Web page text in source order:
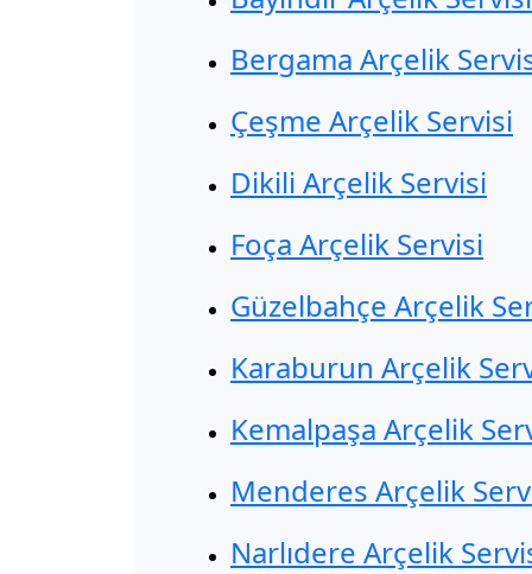
Bergama Arçelik
Çeşme Arçelik Servisi
Dikili Arçelik Servisi
Foça Arçelik Servisi
Güzelbahçe Arçelik
Karaburun Arçelik
Kemalpaşa Arçelik
Menderes Arçelik
Narlıdere Arçelik